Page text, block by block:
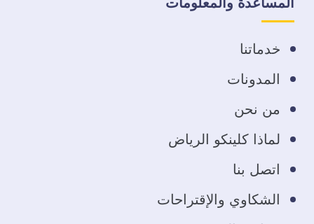
فيسبوك
خدماتنا
المدونات
من نحن
لماذا كلينكو الرياض
اتصل بنا
الشكاوي والإقتراحات